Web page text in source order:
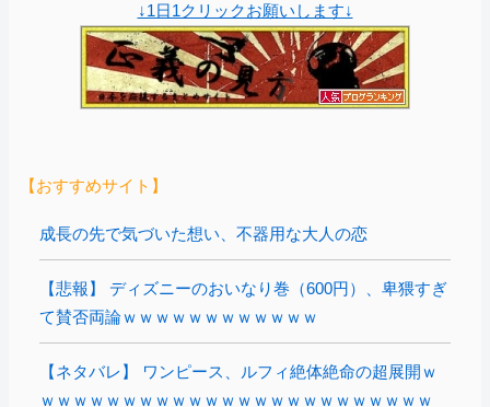
↓1日1クリックお願いします↓
【おすすめサイト】
成長の先で気づいた想い、不器用な大人の恋
【悲報】 ディズニーのおいなり巻（600円）、卑猥すぎ
て賛否両論ｗｗｗｗｗｗｗｗｗｗｗｗ
【ネタバレ】 ワンピース、ルフィ絶体絶命の超展開ｗ
ｗｗｗｗｗｗｗｗｗｗｗｗｗｗｗｗｗｗｗｗｗｗｗｗ